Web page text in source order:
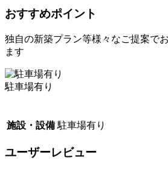
おすすめポイント
独自の新築プラン等様々なご提案で
ます
駐車場有り
施設・設備 駐車場有り
ユーザーレビュー